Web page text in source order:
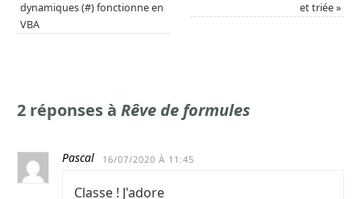
dynamiques (#) fonctionne en
VBA
et triée»
2 réponses à Rêve de formules
Pascal 16/07/2020 À 11:45
Classe ! J'adore